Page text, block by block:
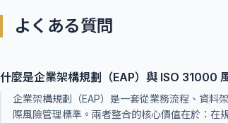
よくある質問
什麼是企業架構規劃（EAP）與 ISO 31000
企業架構規劃（EAP）是一套從業務流程、資料
際風險管理標準。兩者整合的核心價值在於：在